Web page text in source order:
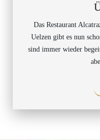
Das Restaurant
Uelzen gibt es nun
sind immer wieder